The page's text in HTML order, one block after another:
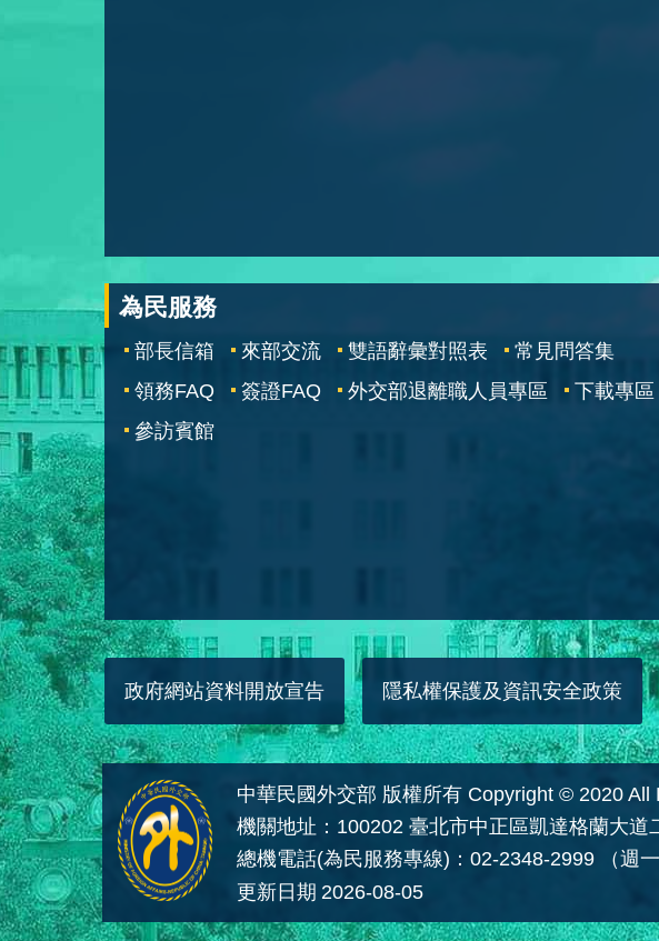
為民服務
部長信箱 來部交流 雙語辭彙對照表
常見問答集
領務FAQ
簽證FAQ 外交部退離職人員專區
下載專區
參訪賓館
政府網站資料開放宣告 隱私權保護及資訊安全政策
中華民國外交部 版權所有 Copyright © 2020 All
機關地址：100202 臺北市中正區凱達格蘭大道
總機電話(為民服務專線)：02-2348-2999 （週
更新日期 2026-08-05